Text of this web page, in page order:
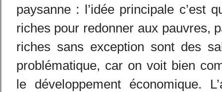
paysanne : l’idée principale c’est
riches pour redonner aux pauvres,
riches sans exception sont des
problématique, car on voit bien
le développement économique.